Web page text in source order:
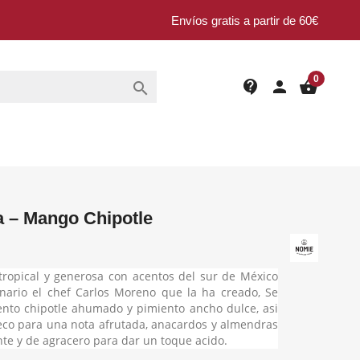
Envíos gratis a partir de 60€
 contact_support person shopping_basket
0
– Mango Chipotle
y generosa con acentos del sur de México
el chef Carlos Moreno que la ha creado, Se
chipotle ahumado y pimiento ancho dulce, asi
para una nota afrutada, anacardos y almendras
y de agracero para dar un toque acido.